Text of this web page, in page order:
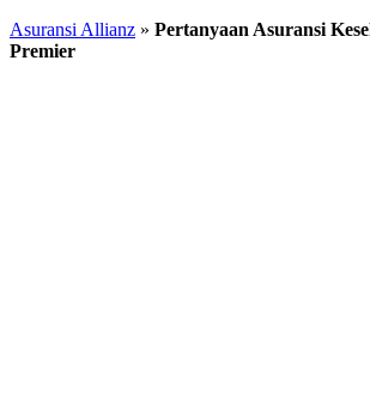
Asuransi Allianz » Pertanyaan Asuransi
Premier